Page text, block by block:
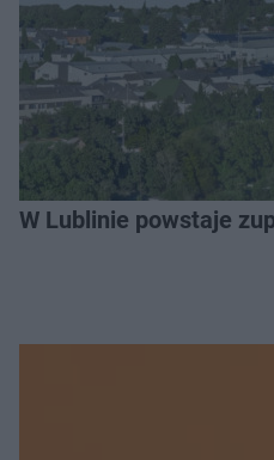
W Lublinie powstaje